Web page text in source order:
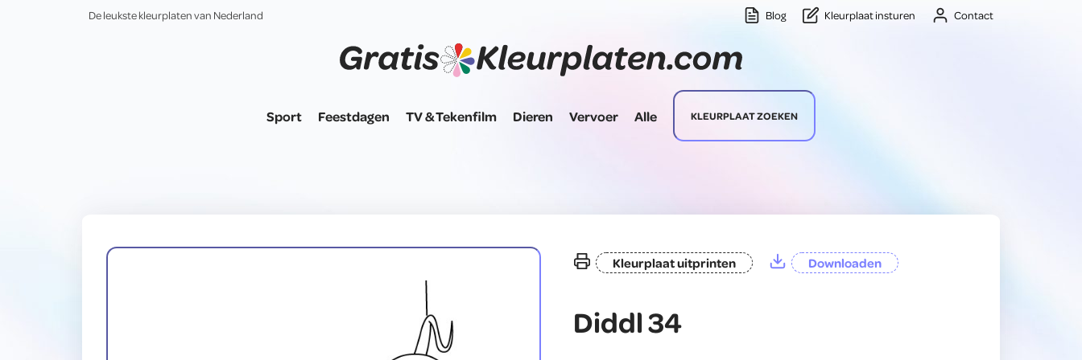
De leukste kleurplaten van Nederland Blog Kleurplaat insturen Contact
Sport Feestdagen TV & Tekenfilm Dieren Vervoer Alle KLEURPLAAT ZOEKEN
Kleurplaat uitprinten Downloaden
Diddl 34